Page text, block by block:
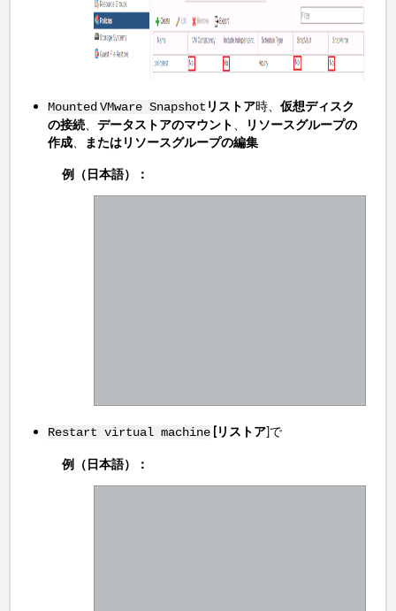
MountedVMware Snapshot リストア時、仮想ディスク
の接続 、データストアのマウント
リソースグループの
作成
またはリソースグループの編集
例（日本語）：
Restart virtual machine [リストア]で
例（日本語）：